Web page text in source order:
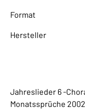
Format
Hersteller
Jahreslieder 6 -
Monatssprüche